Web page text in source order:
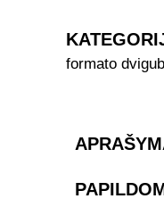
quantity
formato